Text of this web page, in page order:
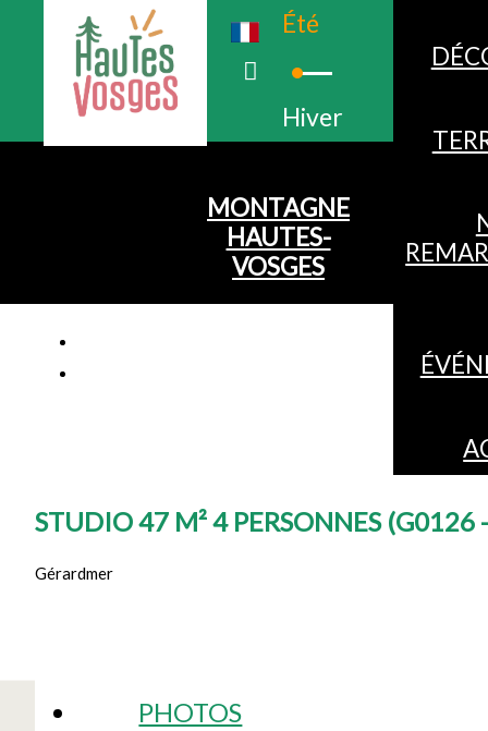
Été
Hiver
MONTAGNE
HAUTES-
VOSGES
STUDIO 47 M² 4 PERSONNES (G0126
Gérardmer
PHOTOS